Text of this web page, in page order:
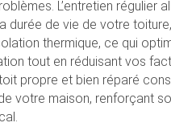
L’entretien régulier
durée de vie de votre
thermique, ce qui
tout en réduisant vos
propre et bien réparé
votre maison, renforçant